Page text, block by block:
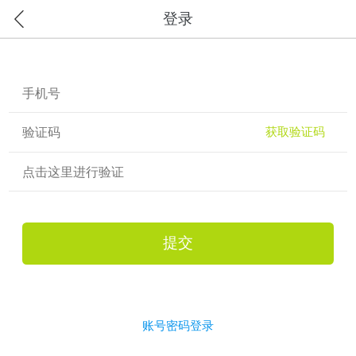
登录
获取验证码
点击这里进行验证
提交
账号密码登录